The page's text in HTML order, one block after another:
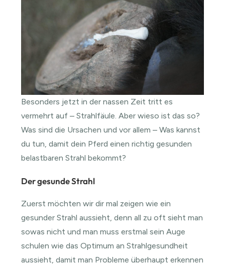
Besonders jetzt in der nassen Zeit tritt es
vermehrt auf – Strahlfäule. Aber wieso ist das so?
Was sind die Ursachen und vor allem – Was kannst
du tun, damit dein Pferd einen richtig gesunden
belastbaren Strahl bekommt?
Der gesunde Strahl
Zuerst möchten wir dir mal zeigen wie ein
gesunder Strahl aussieht, denn all zu oft sieht man
sowas nicht und man muss erstmal sein Auge
schulen wie das Optimum an Strahlgesundheit
aussieht, damit man Probleme überhaupt erkennen